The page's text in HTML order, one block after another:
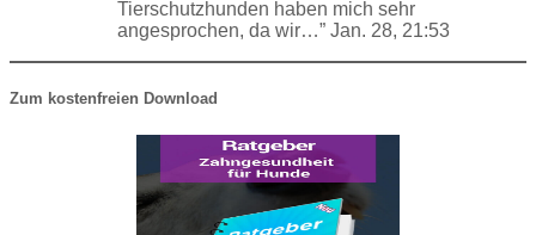
Tierschutzhunden haben mich sehr
angesprochen, da wir…” Jan. 28, 21:53
Zum kostenfreien Download